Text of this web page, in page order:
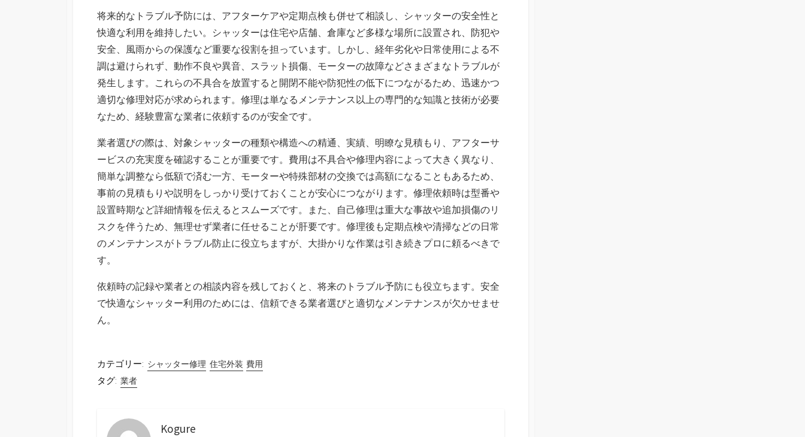
将来的なトラブル予防には、アフターケアや定期点検も併せて相談し、シャッターの安全性と
快適な利用を維持したい。シャッターは住宅や店舗、倉庫など多様な場所に設置され、防犯や
安全、風雨からの保護など重要な役割を担っています。しかし、経年劣化や日常使用による不
調は避けられず、動作不良や異音、スラット損傷、モーターの故障などさまざまなトラブルが
発生します。これらの不具合を放置すると開閉不能や防犯性の低下につながるため、迅速かつ
適切な修理対応が求められます。修理は単なるメンテナンス以上の専門的な知識と技術が必要
なため、経験豊富な業者に依頼するのが安全です。
業者選びの際は、対象シャッターの種類や構造への精通、実績、明瞭な見積もり、アフターサ
ービスの充実度を確認することが重要です。費用は不具合や修理内容によって大きく異なり、
簡単な調整なら低額で済む一方、モーターや特殊部材の交換では高額になることもあるため、
事前の見積もりや説明をしっかり受けておくことが安心につながります。修理依頼時は型番や
設置時期など詳細情報を伝えるとスムーズです。また、自己修理は重大な事故や追加損傷のリ
スクを伴うため、無理せず業者に任せることが肝要です。修理後も定期点検や清掃などの日常
のメンテナンスがトラブル防止に役立ちますが、大掛かりな作業は引き続きプロに頼るべきで
す。
依頼時の記録や業者との相談内容を残しておくと、将来のトラブル予防にも役立ちます。安全
で快適なシャッター利用のためには、信頼できる業者選びと適切なメンテナンスが欠かせませ
ん。
カテゴリー: シャッター修理 住宅外装 費用
タグ: 業者
Kogure